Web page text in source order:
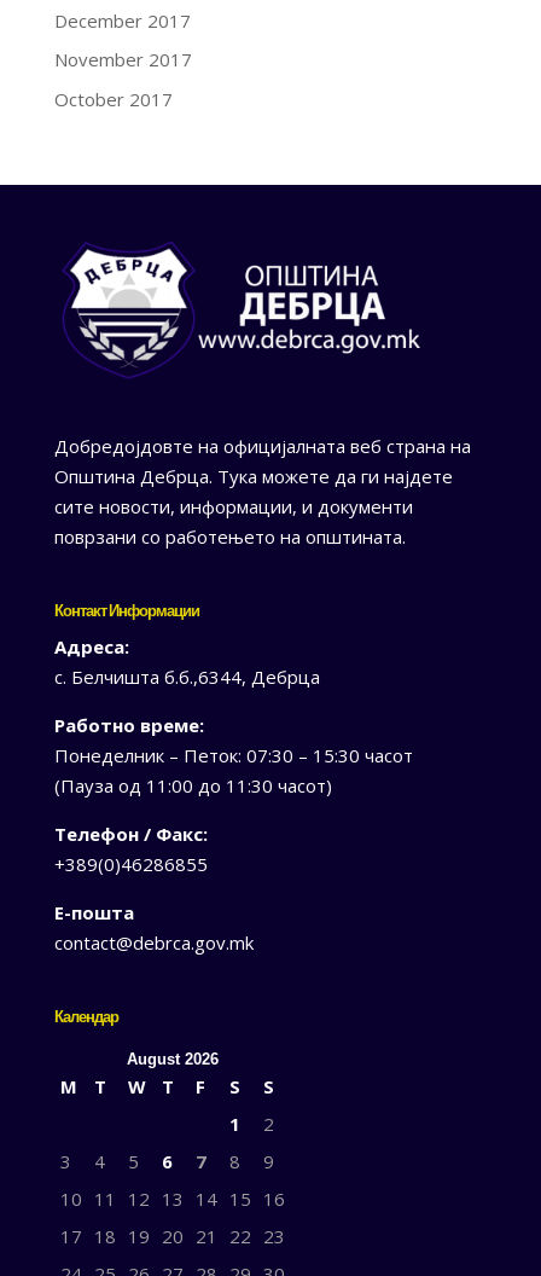
December 2017
November 2017
October 2017
Добредојдовте на официјалната веб страна на
Општина Дебрца. Тука можете да ги најдете
сите новости, информации, и документи
поврзани со работењето на општината.
Контакт Информации
Адреса:
с. Белчишта б.б.,6344, Дебрца
Работно време:
Понеделник – Петок: 07:30 – 15:30 часот
(Пауза од 11:00 до 11:30 часот)
Телефон / Факс:
+389(0)46286855
Е-пошта
contact@debrca.gov.mk
Календар
August 2026
M T W T F S
S
1
2
3
4 5 6 7 8
9
10 11 12 13 14 15 16
17 18 19 20 21 22 23